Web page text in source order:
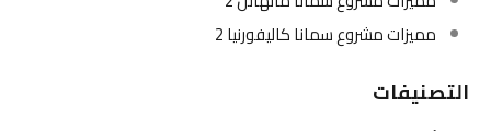
مميزات مشروع سمانا كاليفورنيا 2
التصنيفات